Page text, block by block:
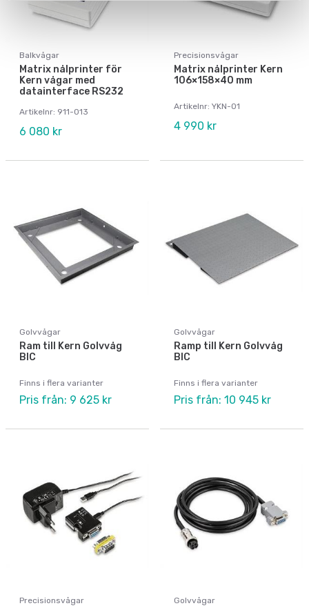
Balkvågar
Matrix nålprinter för
Kern vågar med
datainterface RS232
Artikelnr: 911-013
6 080 kr
Precisionsvågar
Matrix nålprinter Kern
106×158×40 mm
Artikelnr: YKN-01
4 990 kr
Golvvågar
Ram till Kern Golvvåg
BIC
Finns i flera varianter
Pris från: 9 625 kr
Golvvågar
Ramp till Kern Golvvåg
BIC
Finns i flera varianter
Pris från: 10 945 kr
Precisionsvågar Golvvågar